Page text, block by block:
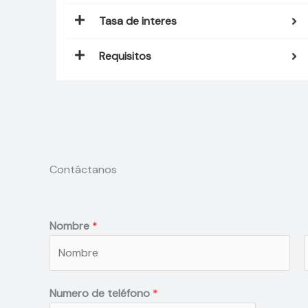
Tasa de interes
Requisitos
Contáctanos
Nombre *
o
Numero de teléfono *